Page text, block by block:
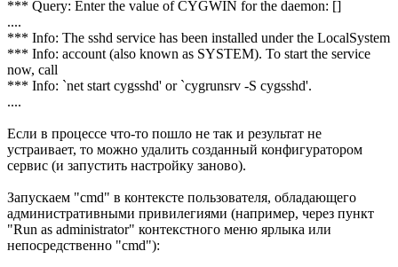
*** Query: Enter the value of CYGWIN for the daemon: []
....
*** Info: The sshd service has been installed under the LocalSystem
*** Info: account (also known as SYSTEM). To start the service
now, call
*** Info: `net start cygsshd' or `cygrunsrv -S cygsshd'.
....
Если в процессе что-то пошло не так и результат не
устраивает, то можно удалить созданный конфигуратором
сервис (и запустить настройку заново).
Запускаем "cmd" в контексте пользователя, обладающего
административными привилегиями (например, через пункт
"Run as administrator" контекстного меню ярлыка или
непосредственно "cmd"):